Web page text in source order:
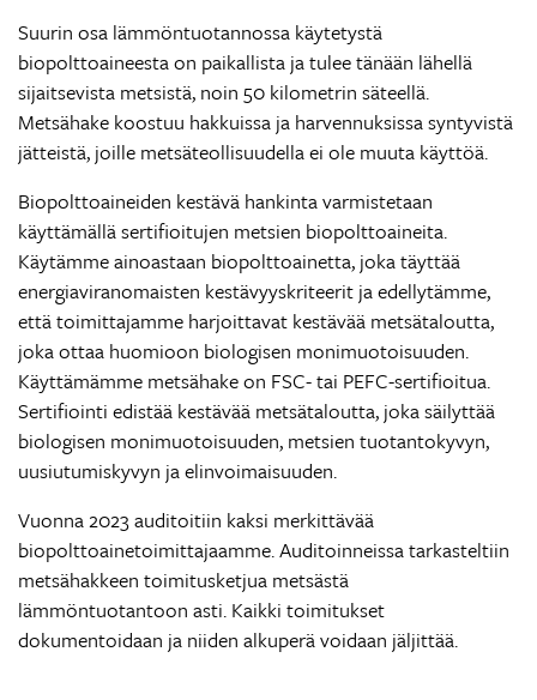
Suurin osa lämmöntuotannossa käytetystä
biopolttoaineesta on paikallista ja tulee tänään lähellä
sijaitsevista metsistä, noin 50 kilometrin säteellä.
Metsähake koostuu hakkuissa ja harvennuksissa syntyvistä
jätteistä, joille metsäteollisuudella ei ole muuta käyttöä.
Biopolttoaineiden kestävä hankinta varmistetaan
käyttämällä sertifioitujen metsien biopolttoaineita.
Käytämme ainoastaan biopolttoainetta, joka täyttää
energiaviranomaisten kestävyyskriteerit ja edellytämme,
että toimittajamme harjoittavat kestävää metsätaloutta,
joka ottaa huomioon biologisen monimuotoisuuden.
Käyttämämme metsähake on FSC- tai PEFC-sertifioitua.
Sertifiointi edistää kestävää metsätaloutta, joka säilyttää
biologisen monimuotoisuuden, metsien tuotantokyvyn,
uusiutumiskyvyn ja elinvoimaisuuden.
Vuonna 2023 auditoitiin kaksi merkittävää
biopolttoainetoimittajaamme. Auditoinneissa tarkasteltiin
metsähakkeen toimitusketjua metsästä
lämmöntuotantoon asti. Kaikki toimitukset
dokumentoidaan ja niiden alkuperä voidaan jäljittää.